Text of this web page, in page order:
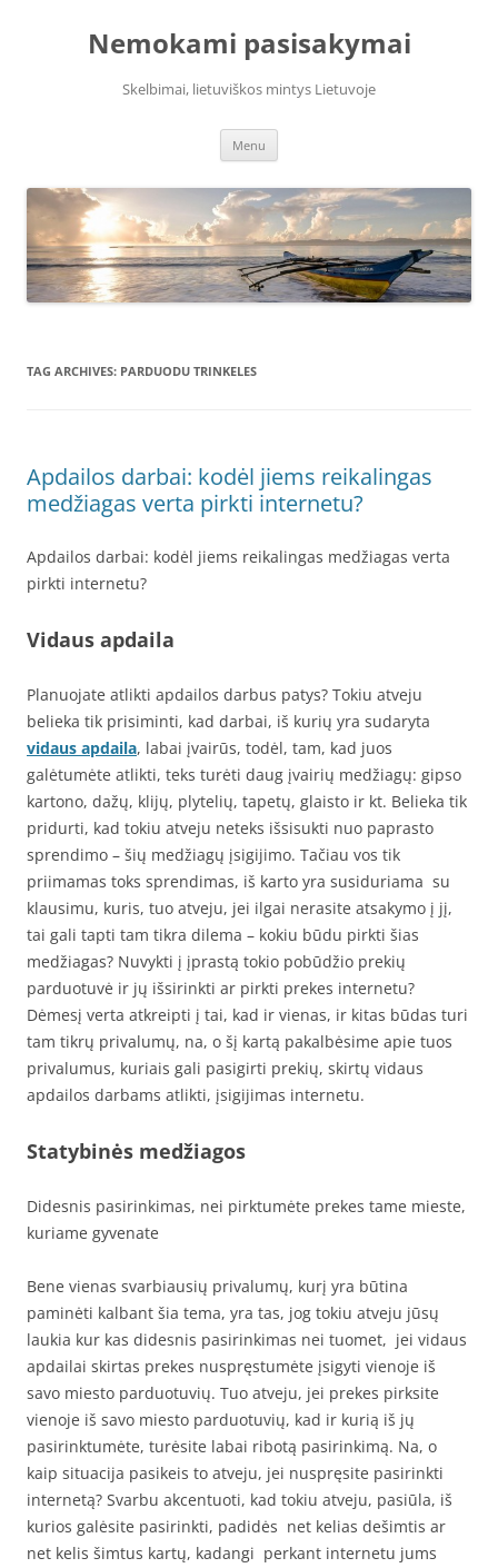
Nemokami pasisakymai
Skelbimai, lietuviškos mintys Lietuvoje
Menu
TAG ARCHIVES: PARDUODU TRINKELES
Apdailos darbai: kodėl jiems reikalingas
medžiagas verta pirkti internetu?
Apdailos darbai: kodėl jiems reikalingas medžiagas verta
pirkti internetu?
Vidaus apdaila
Planuojate atlikti apdailos darbus patys? Tokiu atveju
belieka tik prisiminti, kad darbai, iš kurių yra sudaryta
vidaus apdaila, labai įvairūs, todėl, tam, kad juos
galėtumėte atlikti, teks turėti daug įvairių medžiagų: gipso
kartono, dažų, klijų, plytelių, tapetų, glaisto ir kt. Belieka tik
pridurti, kad tokiu atveju neteks išsisukti nuo paprasto
sprendimo – šių medžiagų įsigijimo. Tačiau vos tik
priimamas toks sprendimas, iš karto yra susiduriama su
klausimu, kuris, tuo atveju, jei ilgai nerasite atsakymo į jį,
tai gali tapti tam tikra dilema – kokiu būdu pirkti šias
medžiagas? Nuvykti į įprastą tokio pobūdžio prekių
parduotuvė ir jų išsirinkti ar pirkti prekes internetu?
Dėmesį verta atkreipti į tai, kad ir vienas, ir kitas būdas turi
tam tikrų privalumų, na, o šį kartą pakalbėsime apie tuos
privalumus, kuriais gali pasigirti prekių, skirtų vidaus
apdailos darbams atlikti, įsigijimas internetu.
Statybinės medžiagos
Didesnis pasirinkimas, nei pirktumėte prekes tame mieste,
kuriame gyvenate
Bene vienas svarbiausių privalumų, kurį yra būtina
paminėti kalbant šia tema, yra tas, jog tokiu atveju jūsų
laukia kur kas didesnis pasirinkimas nei tuomet, jei vidaus
apdailai skirtas prekes nuspręstumėte įsigyti vienoje iš
savo miesto parduotuvių. Tuo atveju, jei prekes pirksite
vienoje iš savo miesto parduotuvių, kad ir kurią iš jų
pasirinktumėte, turėsite labai ribotą pasirinkimą. Na, o
kaip situacija pasikeis to atveju, jei nuspręsite pasirinkti
internetą? Svarbu akcentuoti, kad tokiu atveju, pasiūla, iš
kurios galėsite pasirinkti, padidės net kelias dešimtis ar
net kelis šimtus kartų, kadangi perkant internetu jums